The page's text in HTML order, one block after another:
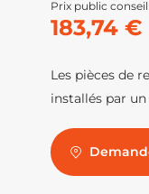
Prix public
183,74 €
Les pièces de
installés par